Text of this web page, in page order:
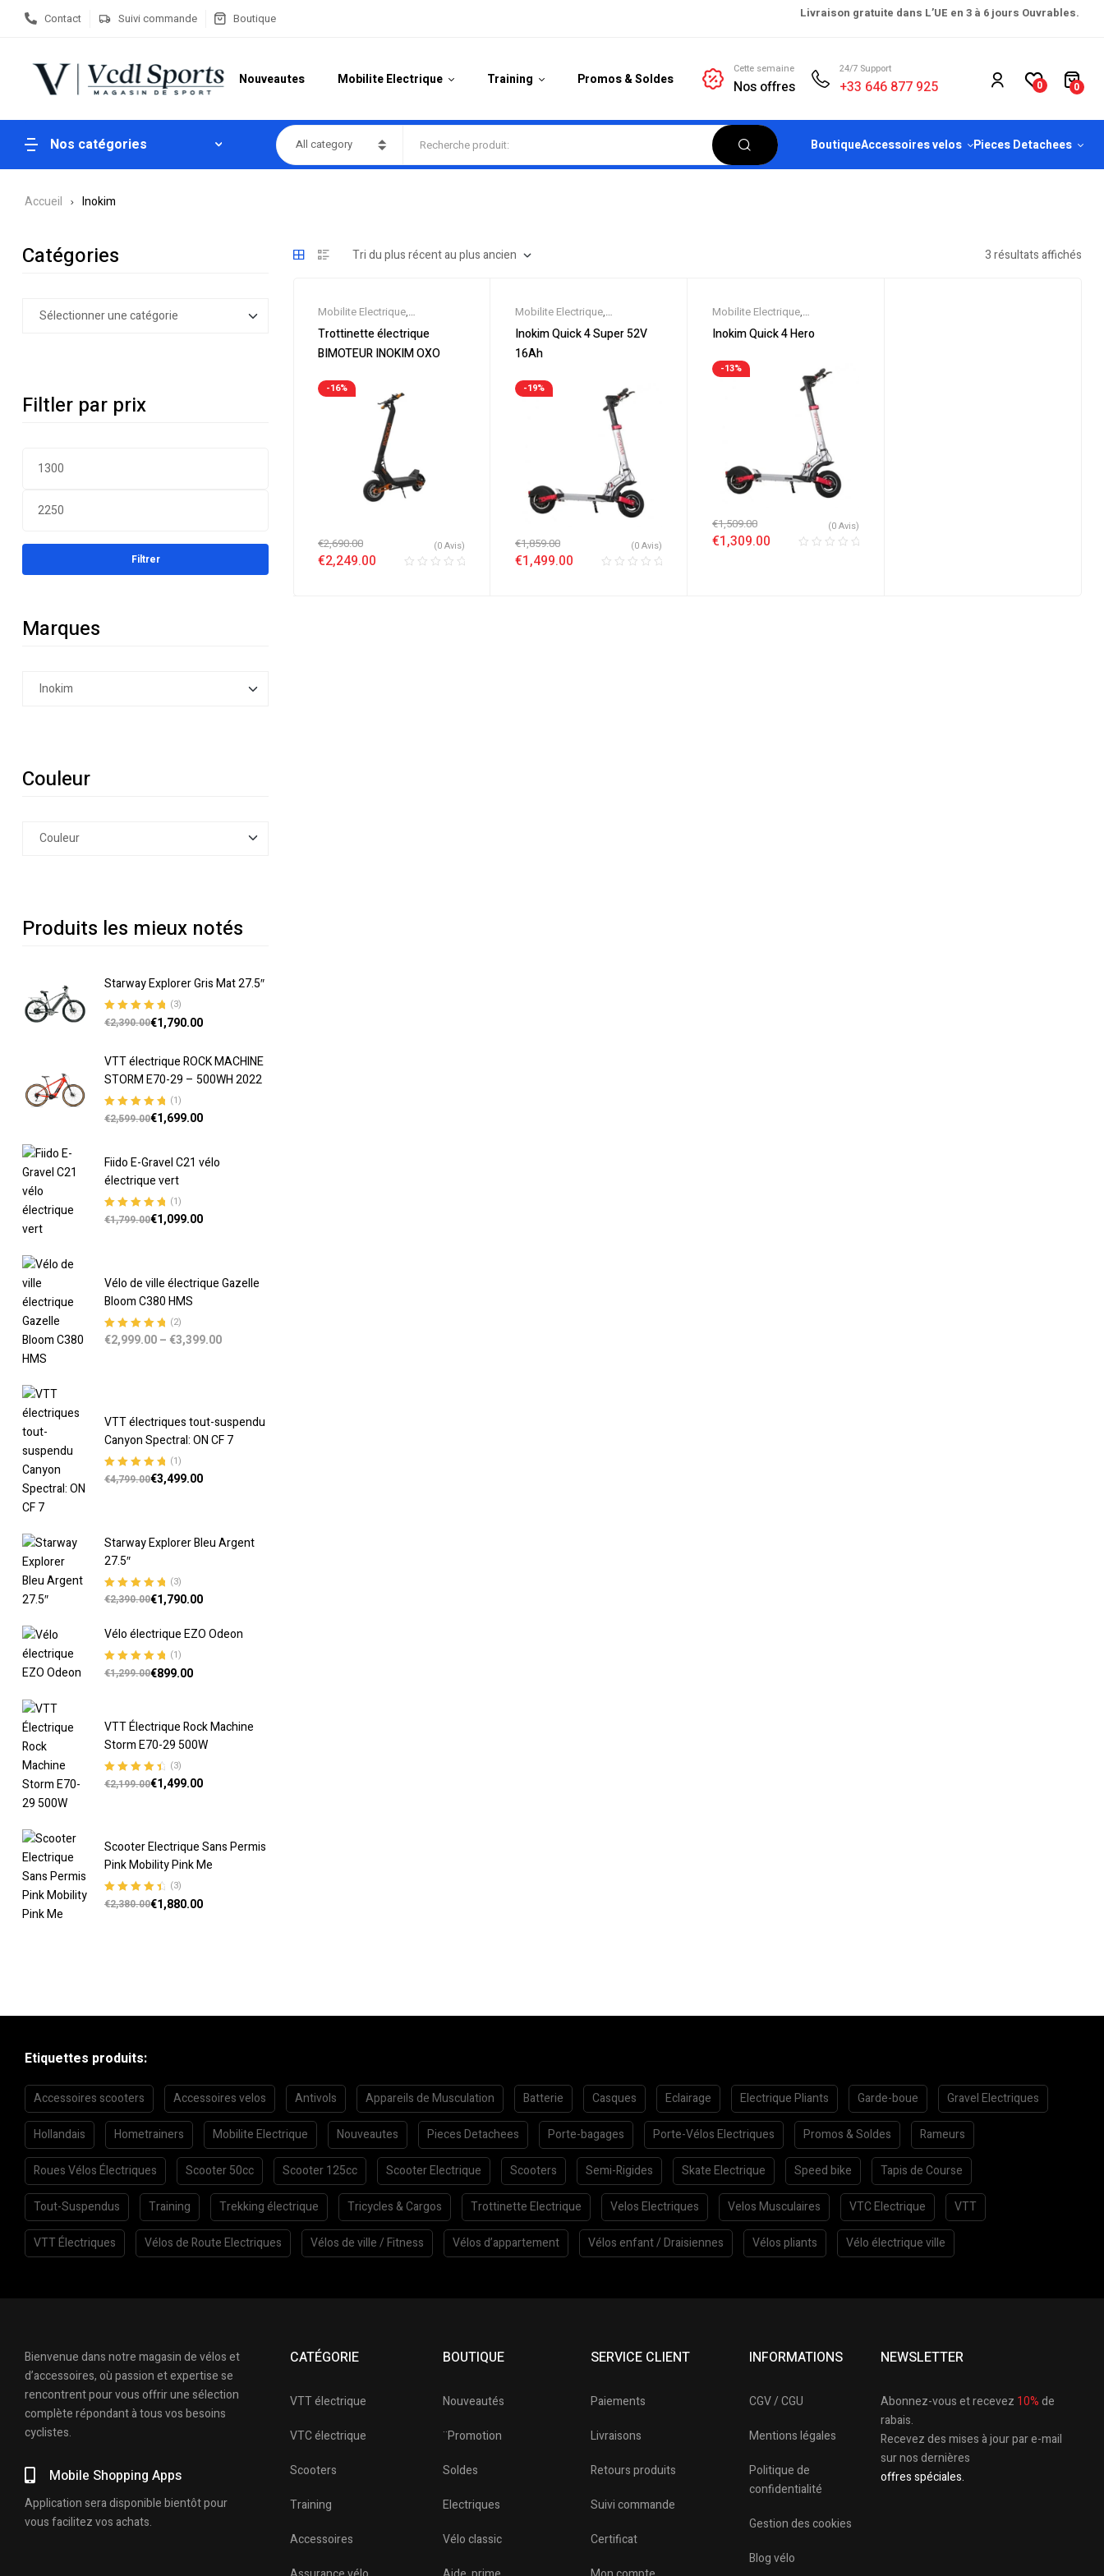
Contact Suivi commande Boutique Livraison gratuite dans L’UE en 3 à 6 jours Ouvrables.
Nouveautes Mobilite Electrique Training Promos & Soldes
Cette semaine
Nos offres
24/7 Support
+33 646 877 925 0 0
Nos catégories All category BoutiqueAccessoires velos Pieces Detachees
Accueil Inokim
3 résultats affichés
Mobilite Electrique,
Nouveautes,Promos &
Soldes,Trottinette Electrique
Trottinette électrique
BIMOTEUR INOKIM OXO
-16%
€2,690.00
€2,249.00
(0 Avis)
Mobilite Electrique,
Nouveautes,Promos &
Soldes
Inokim Quick 4 Super 52V
16Ah
-19%
€1,859.00
€1,499.00
(0 Avis)
Mobilite Electrique,
Nouveautes,Promos &
Inokim Quick 4 Hero
-13%
€1,509.00
€1,309.00
(0 Avis)
Catégories
Filtler par prix
Filtrer
Marques
Couleur
Produits les mieux notés
Starway Explorer Gris Mat 27.5″
Note5.00sur
(3)
€2,390.00€1,790.00
VTT électrique ROCK MACHINE
STORM E70-29 – 500WH 2022
Note5.00sur
(1)
€2,599.00€1,699.00
Fiido E-Gravel C21 vélo
électrique vert
Note5.00sur
(1)
€1,799.00€1,099.00
Vélo de ville électrique Gazelle
Bloom C380 HMS
Note5.00 sur
(2)
€2,999.00– €3,399.00
VTT électriques tout-suspendu
Canyon Spectral: ON CF 7
Note5.00sur
(1)
€4,799.00€3,499.00
Starway Explorer Bleu Argent
27.5″
Note5.00sur
(3)
€2,390.00€1,790.00
Vélo électrique EZO Odeon
Note5.00sur
(1)
€1,299.00€899.00
VTT Électrique Rock Machine
Storm E70-29 500W
Note4.67
(3)
€2,199.00€1,499.00
Scooter Electrique Sans Permis
Pink Mobility Pink Me
Note4.67
(3)
€2,380.00€1,880.00
Etiquettes produits:
Accessoires scooters Accessoires velos Antivols Appareils de Musculation Batterie Casques Eclairage Electrique Pliants Garde-boue Gravel Electriques
Hollandais Hometrainers Mobilite Electrique Nouveautes Pieces Detachees Porte-bagages Porte-Vélos Electriques Promos & Soldes Rameurs
Roues Vélos Électriques Scooter 50cc Scooter 125cc Scooter Electrique Scooters Semi-Rigides Skate Electrique Speed bike Tapis de Course
Tout-Suspendus Training Trekking électrique Tricycles & Cargos Trottinette Electrique Velos Electriques Velos Musculaires VTC Electrique VTT
VTT Électriques Vélos de Route Electriques Vélos de ville / Fitness Vélos d’appartement Vélos enfant / Draisiennes Vélos pliants Vélo électrique ville
Bienvenue dans notre magasin de vélos et
d’accessoires, où passion et expertise se
rencontrent pour vous offrir une sélection
complète répondant à tous vos besoins
cyclistes.
Mobile Shopping Apps
Application sera disponible bientôt pour
vous facilitez vos achats.
CATÉGORIE
VTT électrique
VTC électrique
Scooters
Training
Accessoires
BOUTIQUE
Nouveautés
¨Promotion
Soldes
Electriques
Vélo classic
SERVICE CLIENT
Paiements
Livraisons
Retours produits
Suivi commande
Certificat
INFORMATIONS
CGV / CGU
Mentions légales
Politique de
confidentialité
Gestion des cookies
Blog vélo
NEWSLETTER
Abonnez-vous et recevez 10%de
rabais.
Recevez des mises à jour par e-mail
sur nos dernières
offres spéciales.